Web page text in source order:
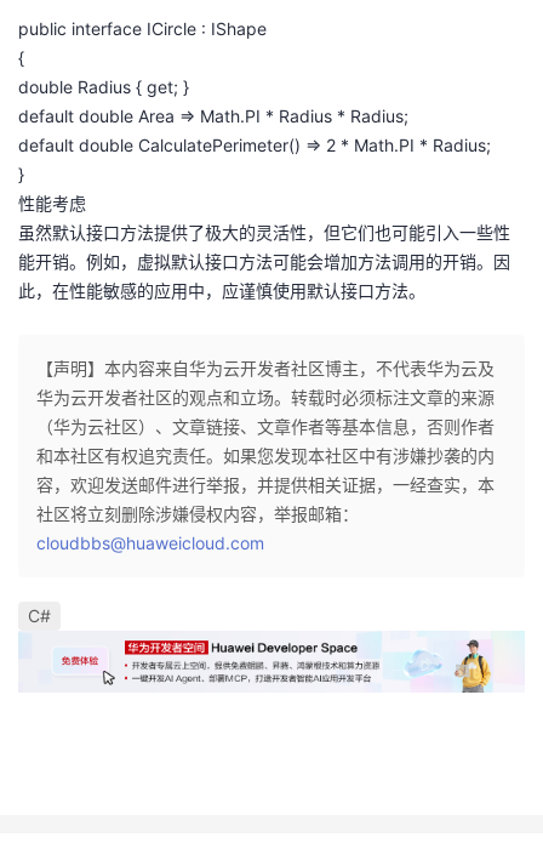
public interface ICircle : IShape
{
double Radius { get; }
default double Area => Math.PI * Radius * Radius;
default double CalculatePerimeter() => 2 * Math.PI * Radius;
}
性能考虑
虽然默认接口方法提供了极大的灵活性，但它们也可能引入一些性
能开销。例如，虚拟默认接口方法可能会增加方法调用的开销。因
此，在性能敏感的应用中，应谨慎使用默认接口方法。
【声明】本内容来自华为云开发者社区博主，不代表华为云及
华为云开发者社区的观点和立场。转载时必须标注文章的来源
（华为云社区）、文章链接、文章作者等基本信息，否则作者
和本社区有权追究责任。如果您发现本社区中有涉嫌抄袭的内
容，欢迎发送邮件进行举报，并提供相关证据，一经查实，本
社区将立刻删除涉嫌侵权内容，举报邮箱：
cloudbbs@huaweicloud.com
C#